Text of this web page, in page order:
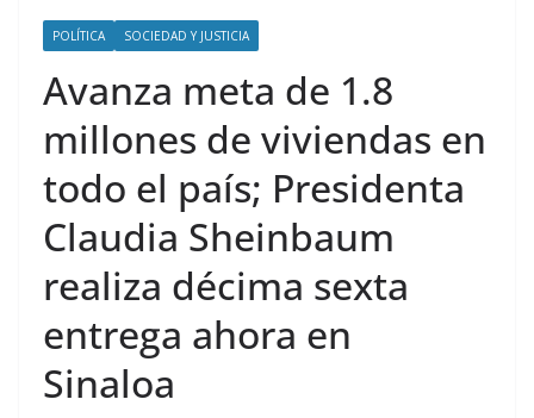
POLÍTICA SOCIEDAD Y JUSTICIA
Avanza meta de 1.8
millones de viviendas en
todo el país; Presidenta
Claudia Sheinbaum
realiza décima sexta
entrega ahora en
Sinaloa